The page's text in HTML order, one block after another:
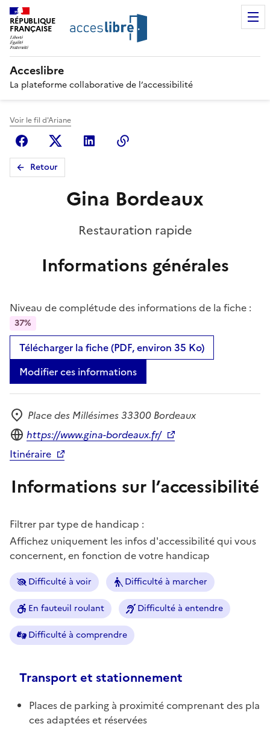
RÉPUBLIQUE
FRANÇAISE
Acceslibre
La plateforme collaborative de l’accessibilité
Voir le fil d'Ariane
FacebookX (anciennement Twitter)
Linkedin
Retour
Gina Bordeaux
Restauration rapide
Informations générales
Niveau de complétude des informations de la fiche :
37%
Télécharger la fiche (PDF, environ 35 Ko)
Modifier ces informations
Adresse
Place des Millésimes 33300 Bordeaux
Site internet
https://www.gina-bordeaux.fr/
Itinéraire
Informations sur l’accessibilité
Filtrer par type de handicap :
Affichez uniquement les infos d'accessibilité qui vous
concernent, en fonction de votre handicap
Difficulté à voir Difficulté à marcher
En fauteuil roulant Difficulté à entendre
Difficulté à comprendre
Transport et stationnement
Places de parking à proximité comprenant des pla
ces adaptées et réservées